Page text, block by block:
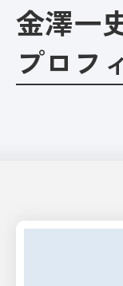
金澤一
プロフ